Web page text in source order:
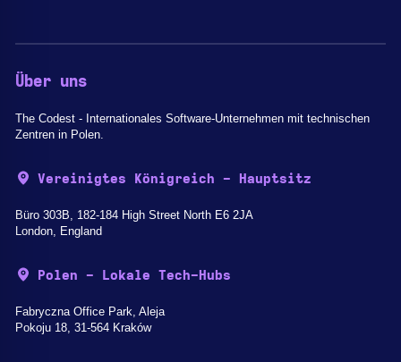
Über uns
The Codest - Internationales Software-Unternehmen mit technischen
Zentren in Polen.
Vereinigtes Königreich - Hauptsitz
Büro 303B, 182-184 High Street North E6 2JA
London, England
Polen - Lokale Tech-Hubs
Fabryczna Office Park, Aleja
Pokoju 18, 31-564 Kraków